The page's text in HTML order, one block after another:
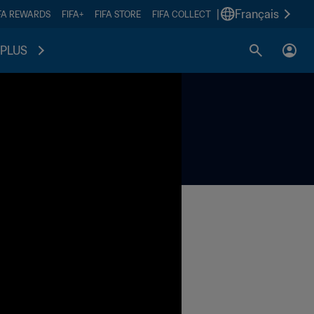
REWARDS FIFA+ FIFA STORE FIFA COLLECT Français
PLUS